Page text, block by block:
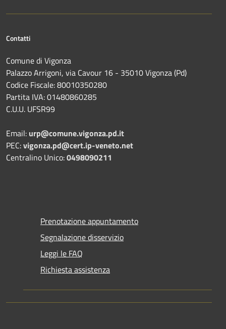
Contatti
Comune di Vigonza
Palazzo Arrigoni, via Cavour 16 - 35010 Vigonza (Pd)
Codice Fiscale: 80010350280
Partita IVA: 01480860285
C.U.U. UFSR99
Email: urp@comune.vigonza.pd.it
PEC:vigonza.pd@cert.ip-veneto.net
Centralino Unico:0498090211
Prenotazione appuntamento
Segnalazione disservizio
Leggi le FAQ
Richiesta assistenza